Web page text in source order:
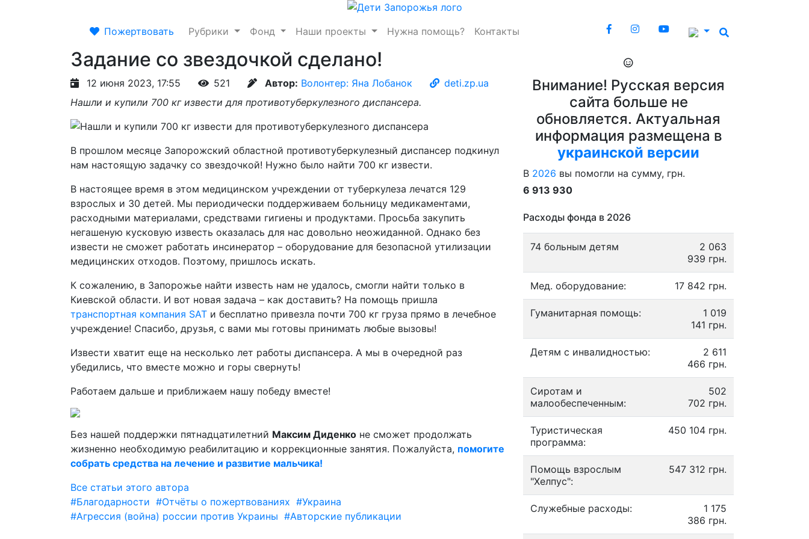
Пожертвовать Рубрики Фонд Наши проекты Нужна помощь? Контакты
Задание со звездочкой сделано!
12 июня 2023, 17:55 521 Автор: Волонтер: Яна Лобанок
deti.zp.ua
Нашли и купили 700 кг извести для противотуберкулезного диспансера.
В прошлом месяце Запорожский областной противотуберкулезный диспансер подкинул
нам настоящую задачку со звездочкой! Нужно было найти 700 кг извести.
В настоящее время в этом медицинском учреждении от туберкулеза лечатся 129
взрослых и 30 детей. Мы периодически поддерживаем больницу медикаментами,
расходными материалами, средствами гигиены и продуктами. Просьба закупить
негашеную кусковую известь оказалась для нас довольно неожиданной. Однако без
извести не сможет работать инсинератор – оборудование для безопасной утилизации
медицинских отходов. Поэтому, пришлось искать.
К сожалению, в Запорожье найти известь нам не удалось, смогли найти только в
Киевской области. И вот новая задача – как доставить? На помощь пришла
транспортная компания SAT и бесплатно привезла почти 700 кг груза прямо в лечебное
учреждение! Спасибо, друзья, с вами мы готовы принимать любые вызовы!
Извести хватит еще на несколько лет работы диспансера. А мы в очередной раз
убедились, что вместе можно и горы свернуть!
Работаем дальше и приближаем нашу победу вместе!
Без нашей поддержки пятнадцатилетний Максим Диденко не сможет продолжать
жизненно необходимую реабилитацию и коррекционные занятия. Пожалуйста, помогите
собрать средства на лечение и развитие мальчика!
Все статьи этого автора
#Благодарности #Отчёты о пожертвованиях #Украина
#Агрессия (война) россии против Украины #Авторские публикации
Внимание! Русская версия
сайта больше не
обновляется. Актуальная
информация размещена в
украинской версии
В 2026 вы помогли на сумму, грн.
6 913 930
Расходы фонда в 2026
74 больным детям
2 063
939 грн.
Мед. оборудование: 17 842 грн.
Гуманитарная помощь:
1 019
141 грн.
Детям с инвалидностью:
2 611
466 грн.
Сиротам и
малообеспеченным:
502
702 грн.
Туристическая
программа:
450 104 грн.
Помощь взрослым
"Хелпус":
547 312 грн.
Служебные расходы:
1 175
386 грн.